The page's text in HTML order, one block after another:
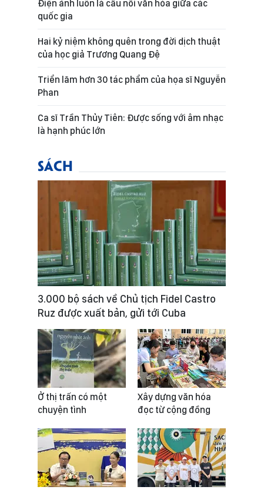
Điện ảnh luôn là cầu nối văn hóa giữa các
quốc gia
Hai kỷ niệm không quên trong đời dịch thuật
của học giả Trương Quang Đệ
Triển lãm hơn 30 tác phẩm của họa sĩ Nguyễn
Phan
Ca sĩ Trần Thủy Tiên: Được sống với âm nhạc
là hạnh phúc lớn
SÁCH
3.000 bộ sách về Chủ tịch Fidel Castro
Ruz được xuất bản, gửi tới Cuba
Ở thị trấn có một
chuyện tình
Xây dựng văn hóa
đọc từ cộng đồng